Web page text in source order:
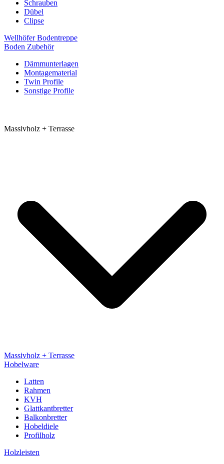
Schrauben
Dübel
Clipse
Wellhöfer Bodentreppe
Boden Zubehör
Dämmunterlagen
Montagematerial
Twin Profile
Sonstige Profile
Massivholz + Terrasse
Massivholz + Terrasse
Hobelware
Latten
Rahmen
KVH
Glattkantbretter
Balkonbretter
Hobeldiele
Profilholz
Holzleisten